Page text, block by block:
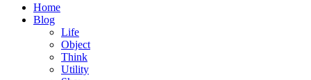
Home
Blog
Life
Object
Think
Utility